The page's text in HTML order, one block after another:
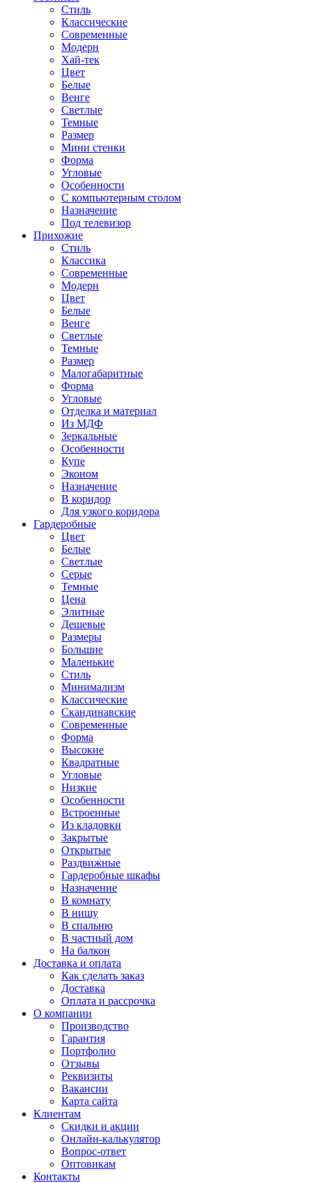
Стиль
Классические
Современные
Модерн
Хай-тек
Цвет
Белые
Венге
Светлые
Темные
Размер
Мини стенки
Форма
Угловые
Особенности
С компьютерным столом
Назначение
Под телевизор
Прихожие
Стиль
Классика
Современные
Модерн
Цвет
Белые
Венге
Светлые
Темные
Размер
Малогабаритные
Форма
Угловые
Отделка и материал
Из МДФ
Зеркальные
Особенности
Купе
Эконом
Назначение
В коридор
Для узкого коридора
Гардеробные
Цвет
Белые
Светлые
Серые
Темные
Цена
Элитные
Дешевые
Размеры
Большие
Маленькие
Стиль
Минимализм
Классические
Скандинавские
Современные
Форма
Высокие
Квадратные
Угловые
Низкие
Особенности
Встроенные
Из кладовки
Закрытые
Открытые
Раздвижные
Гардеробные шкафы
Назначение
В комнату
В нишу
В спальню
В частный дом
На балкон
Доставка и оплата
Как сделать заказ
Доставка
Оплата и рассрочка
О компании
Производство
Гарантия
Портфолио
Отзывы
Реквизиты
Вакансии
Карта сайта
Клиентам
Скидки и акции
Онлайн-калькулятор
Вопрос-ответ
Оптовикам
Контакты